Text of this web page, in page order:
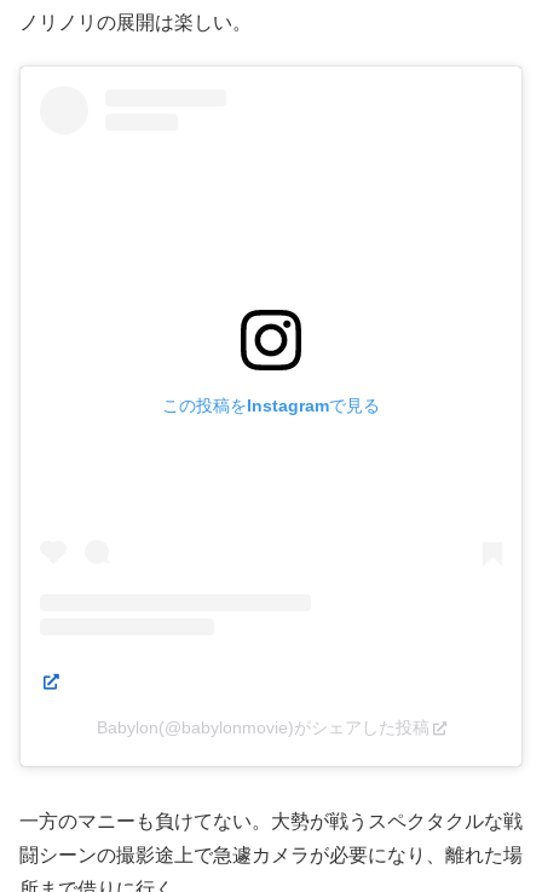
ノリノリの展開は楽しい。
この投稿をInstagramで見る
Babylon(@babylonmovie)がシェアした投稿
一方のマニーも負けてない。大勢が戦うスペクタクルな戦
闘シーンの撮影途上で急遽カメラが必要になり、離れた場